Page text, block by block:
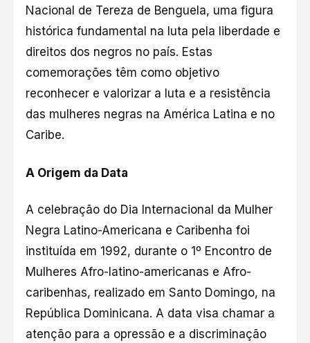
Nacional de Tereza de Benguela, uma figura
histórica fundamental na luta pela liberdade e
direitos dos negros no país. Estas
comemorações têm como objetivo
reconhecer e valorizar a luta e a resistência
das mulheres negras na América Latina e no
Caribe.
A Origem da Data
A celebração do Dia Internacional da Mulher
Negra Latino-Americana e Caribenha foi
instituída em 1992, durante o 1º Encontro de
Mulheres Afro-latino-americanas e Afro-
caribenhas, realizado em Santo Domingo, na
República Dominicana. A data visa chamar a
atenção para a opressão e a discriminação